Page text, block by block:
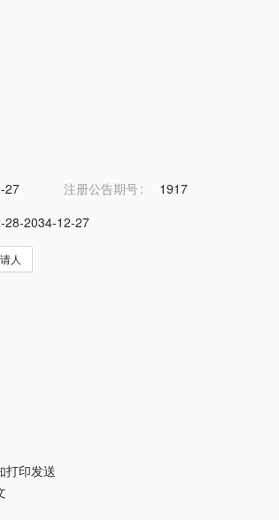
27 注册公告期号
1917
28-2034-12-27
人
打印发送